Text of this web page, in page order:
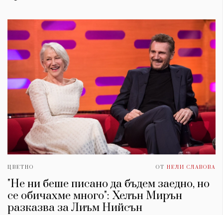
ЦВЕТНО ОТ НЕЛИ СЛАВОВА
"Не ни беше писано да бъдем заедно, но
се обичахме много": Хелън Мирън
разказва за Лиъм Нийсън